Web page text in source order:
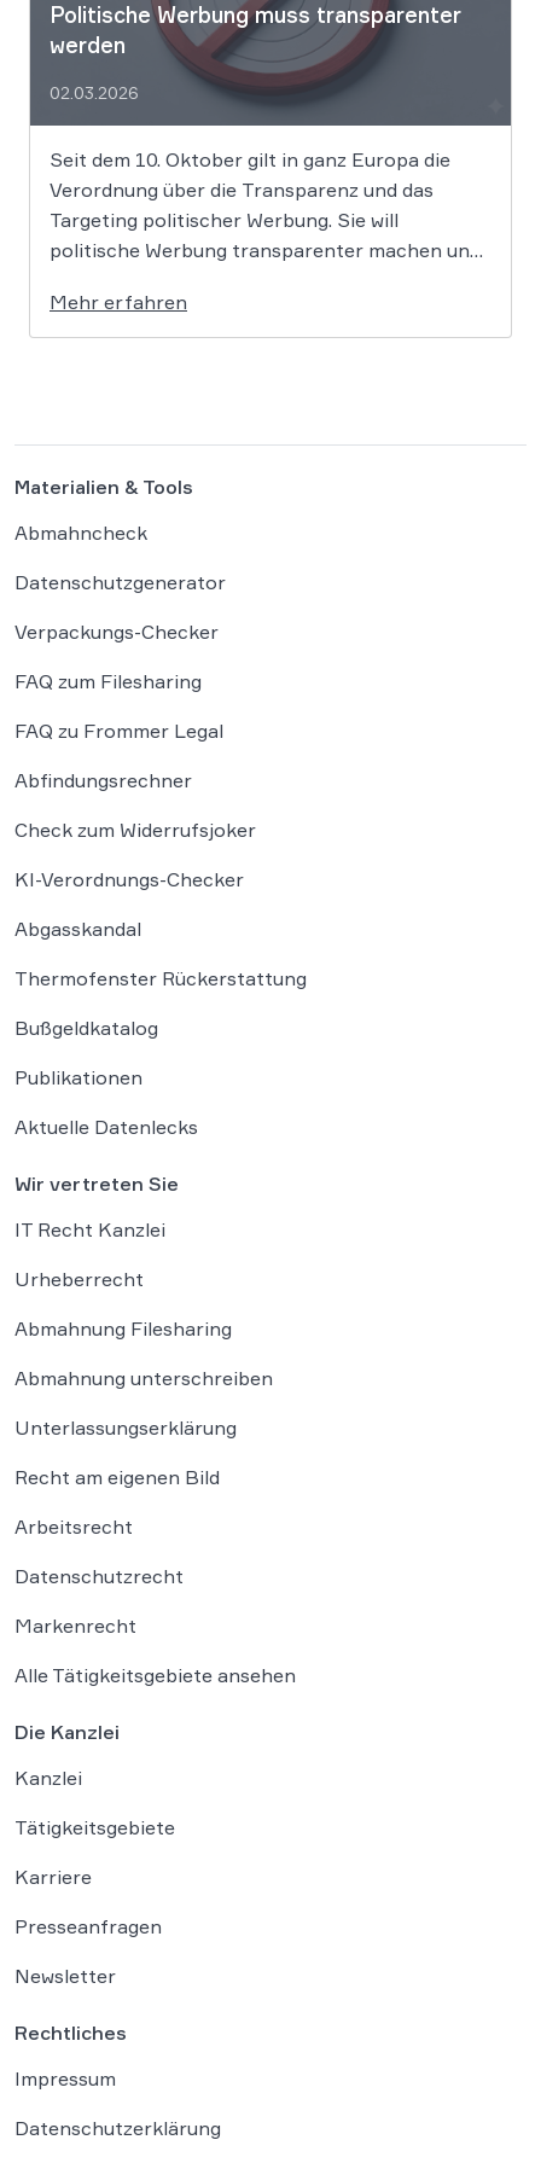
Politische Werbung muss transparenter
werden
02.03.2026
Seit dem 10. Oktober gilt in ganz Europa die
Verordnung über die Transparenz und das
Targeting politischer Werbung. Sie will
politische Werbung transparenter machen und
Daten. Die Regierung will die Verordnung in
Deutschland nun ergänzen. Die
Mehr erfahren
Materialien & Tools
Abmahncheck
Datenschutzgenerator
Verpackungs-Checker
FAQ zum Filesharing
FAQ zu Frommer Legal
Abfindungsrechner
Check zum Widerrufsjoker
KI-Verordnungs-Checker
Abgasskandal
Thermofenster Rückerstattung
Bußgeldkatalog
Publikationen
Aktuelle Datenlecks
Wir vertreten Sie
IT Recht Kanzlei
Urheberrecht
Abmahnung Filesharing
Abmahnung unterschreiben
Unterlassungserklärung
Recht am eigenen Bild
Arbeitsrecht
Datenschutzrecht
Markenrecht
Alle Tätigkeitsgebiete ansehen
Die Kanzlei
Kanzlei
Tätigkeitsgebiete
Karriere
Presseanfragen
Newsletter
Rechtliches
Impressum
Datenschutzerklärung